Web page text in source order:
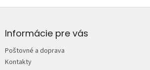
pInformácie pre vás
Poštovné a doprava
Kontakty